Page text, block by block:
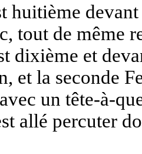
huitième
tout de même
dixième et
et la seconde
un tête-à-
allé percuter